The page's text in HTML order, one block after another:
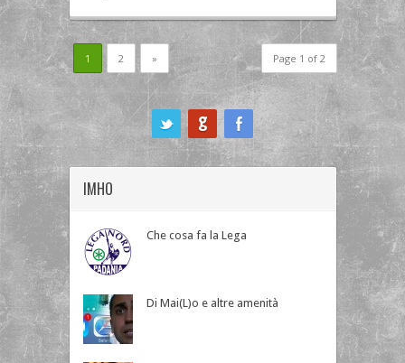
Page 1 of 2
1 2 »
IMHO
Che cosa fa la Lega
Di Mai(L)o e altre amenità